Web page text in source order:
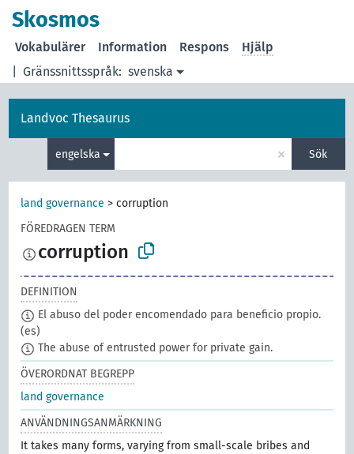
Skosmos
Gränssnittsspråk: svenska
Vokabulärer Information Respons Hjälp
Landvoc Thesaurus
engelska × Sök
land governance >corruption
FÖREDRAGEN TERM
corruption
DEFINITION
El abuso del poder encomendado para beneficio propio.
(es)
The abuse of entrusted power for private gain.
ÖVERORDNAT BEGREPP
land governance
ANVÄNDNINGSANMÄRKNING
It takes many forms, varying from small-scale bribes and